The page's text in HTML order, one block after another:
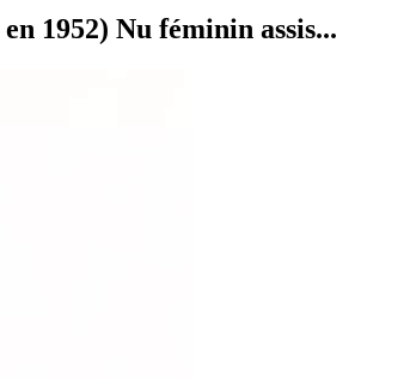
1952) Nu féminin assis...